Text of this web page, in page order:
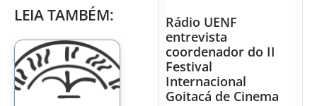
LEIA TAMBÉM:
Rádio UENF
entrevista
coordenador do II
Festival
Internacional
Goitacá de Cinema